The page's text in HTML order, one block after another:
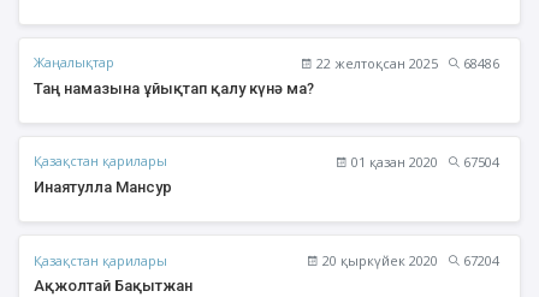
Жаңалықтар 22 желтоқсан 2025
68486
Таң намазына ұйықтап қалу күнә ма?
Қазақстан қарилары 01 қазан 2020
67504
Инаятулла Мансур
Қазақстан қарилары 20 қыркүйек 2020
67204
Ақжолтай Бақытжан